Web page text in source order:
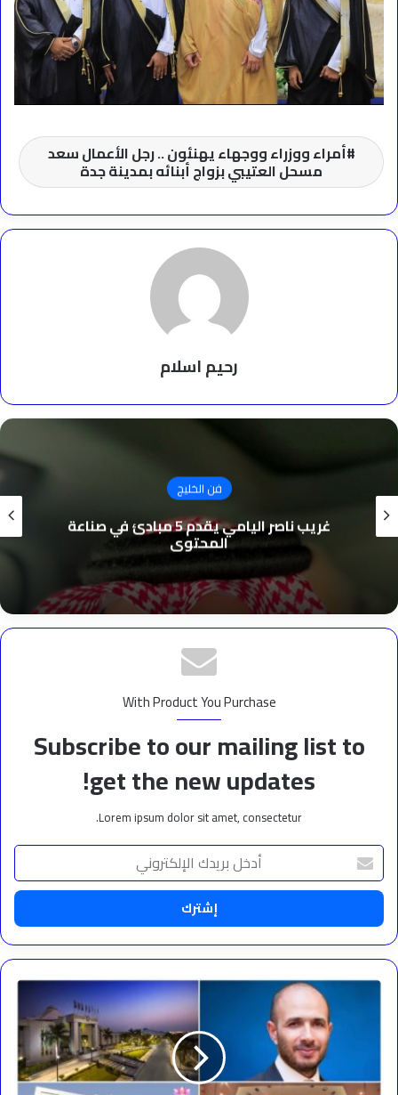
أمراء ووزراء ووجهاء يهنئون .. رجل الأعمال سعد
مسحل العتيبي بزواج أبنائه بمدينة جدة
رحيم اسلام
فن الخليج
غريب ناصر اليامي يقدم 5 مبادئ في صناعة
المحتوى
With Product You Purchase
Subscribe to our mailing list to
get the new updates!
Lorem ipsum dolor sit amet, consectetur.
أدخل
بريدك
الإلكتروني
جامعة
والتكنولوجيا..
أكاديمي